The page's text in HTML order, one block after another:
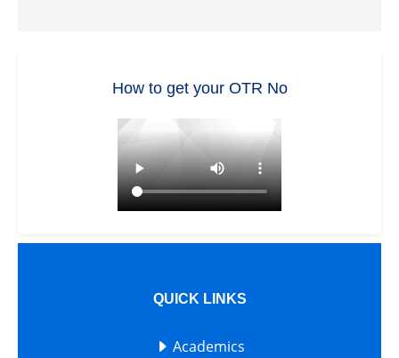
How to get your OTR No
QUICK LINKS
Academics